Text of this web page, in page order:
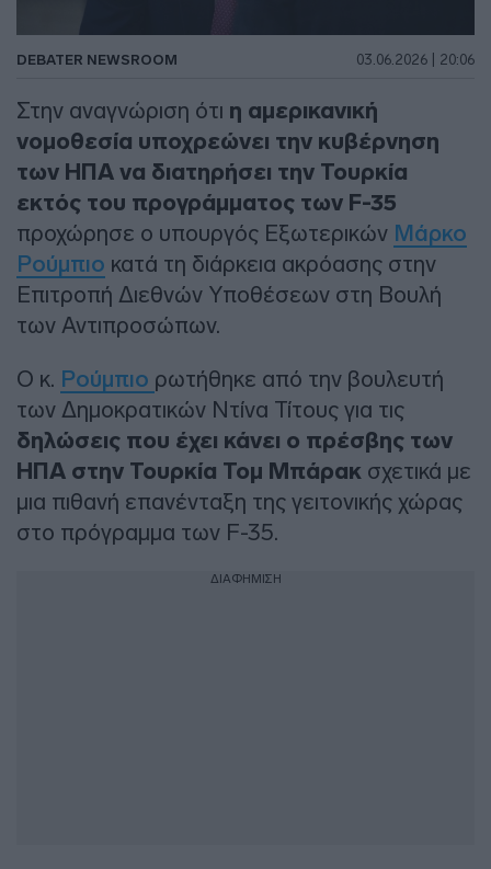
DEBATER NEWSROOM 03.06.2026 | 20:06
Στην αναγνώριση ότι η αμερικανική
νομοθεσία υποχρεώνει την κυβέρνηση
των ΗΠΑ να διατηρήσει την Τουρκία
εκτός του προγράμματος των F-35
προχώρησε ο υπουργός Εξωτερικών Μάρκο
Ρούμπιο κατά τη διάρκεια ακρόασης στην
Επιτροπή Διεθνών Υποθέσεων στη Βουλή
των Αντιπροσώπων.
Ο κ. Ρούμπιο ρωτήθηκε από την βουλευτή
των Δημοκρατικών Ντίνα Τίτους για τις
δηλώσεις που έχει κάνει ο πρέσβης των
ΗΠΑ στην Τουρκία Τομ Μπάρακ σχετικά με
μια πιθανή επανένταξη της γειτονικής χώρας
στο πρόγραμμα των F-35.
ΔΙΑΦΗΜΙΣΗ